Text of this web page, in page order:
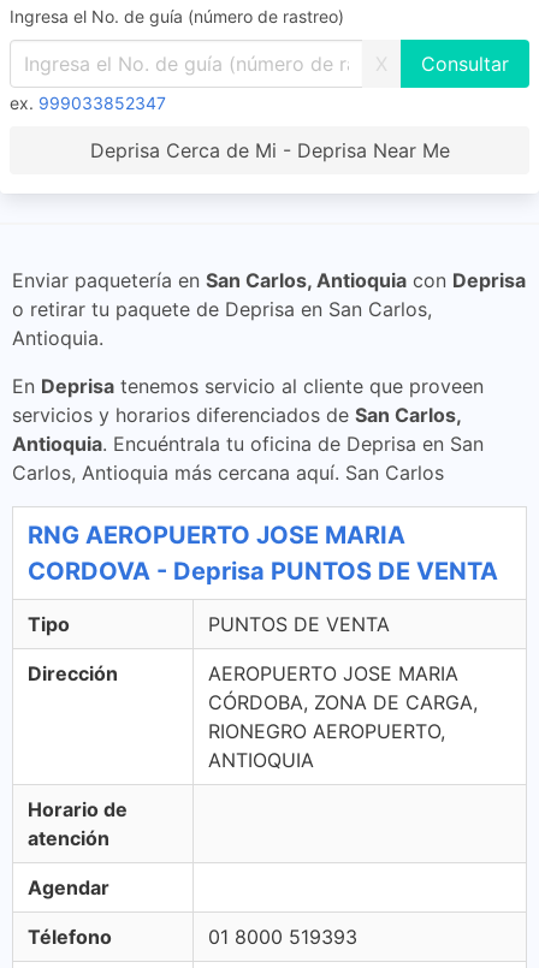
Ingresa el No. de guía (número de rastreo)
X
ex. 999033852347
Deprisa Cerca de Mi - Deprisa Near Me
Enviar paquetería en San Carlos, Antioquia con Deprisa
o retirar tu paquete de Deprisa en San Carlos,
Antioquia.
En Deprisa tenemos servicio al cliente que proveen
servicios y horarios diferenciados de San Carlos,
Antioquia. Encuéntrala tu oficina de Deprisa en San
Carlos, Antioquia más cercana aquí. San Carlos
RNG AEROPUERTO JOSE MARIA
CORDOVA - Deprisa PUNTOS DE VENTA
Tipo PUNTOS DE VENTA
Dirección
AEROPUERTO JOSE MARIA
CÓRDOBA, ZONA DE CARGA,
RIONEGRO AEROPUERTO,
ANTIOQUIA
Horario de
atención
Agendar
Télefono 01 8000 519393